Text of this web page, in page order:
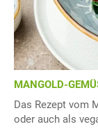
MANGOLD-
Das Rezept vom
oder auch als